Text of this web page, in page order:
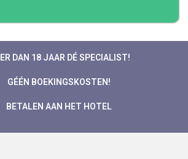
DAN 18 JAAR DÉ SPECIALIST!
GÉÉN BOEKINGSKOSTEN!
BETALEN AAN HET HOTEL